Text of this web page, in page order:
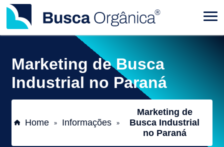
Marketing de Busca
Industrial no Paraná
Home » Informações »
Marketing de
Busca Industrial
no Paraná